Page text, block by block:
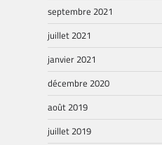
septembre 2021
juillet 2021
janvier 2021
décembre 2020
août 2019
juillet 2019